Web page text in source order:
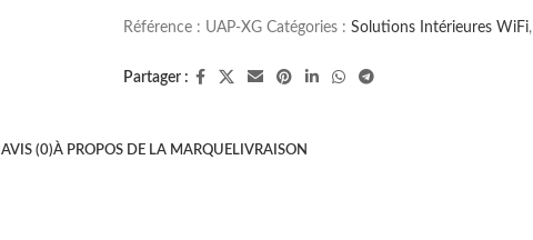
Référence : UAP-XG Catégories : Solutions Intérieures WiFi,
Partager :
AVIS (0)À PROPOS DE LA MARQUE LIVRAISON